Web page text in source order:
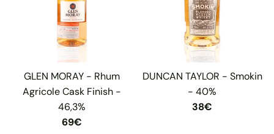
GLEN MORAY - Rhum
Agricole Cask Finish -
46,3%
69€
DUNCAN TAYLOR - Smokin
- 40%
38€